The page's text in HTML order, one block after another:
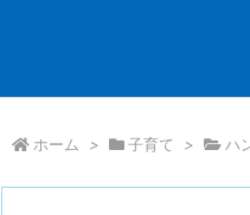
ホーム > 子育て > ハ